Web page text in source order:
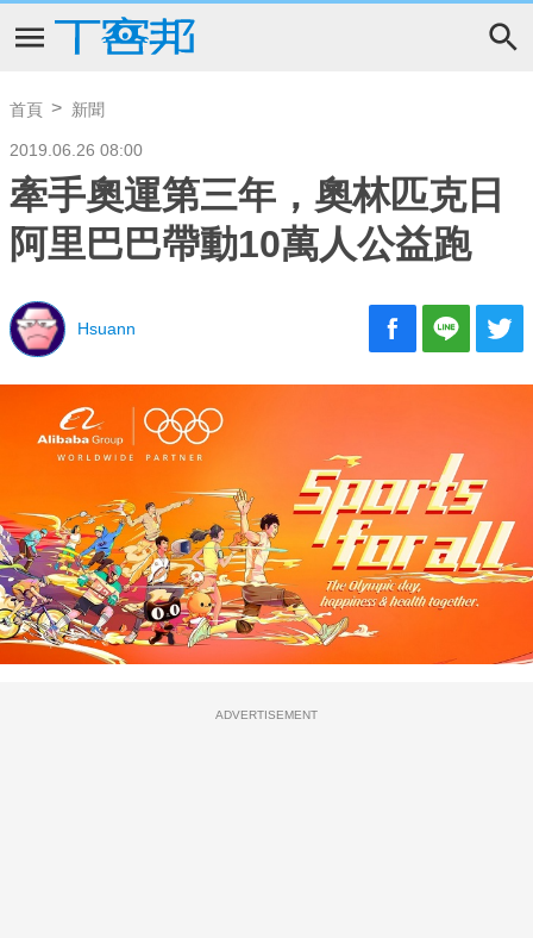
首頁 新聞
2019.06.26 08:00
牽手奧運第三年，奧林匹克日
阿里巴巴帶動10萬人公益跑
Hsuann
ADVERTISEMENT